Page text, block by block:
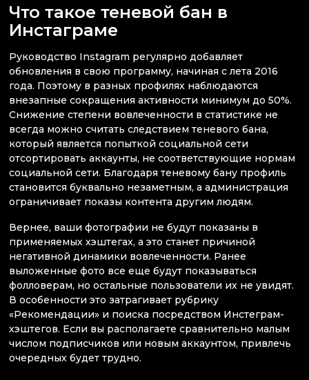
Что такое теневой бан в
Инстаграме
Руководство Instagram регулярно добавляет
обновления в свою программу, начиная с лета 2016
года. Поэтому в разных профилях наблюдаются
внезапные сокращения активности минимум до 50%.
Снижение степени вовлеченности в статистике не
всегда можно считать следствием теневого бана,
который является попыткой социальной сети
отсортировать аккаунты, не соответствующие нормам
социальной сети. Благодаря теневому бану профиль
становится буквально незаметным, а администрация
ограничивает показы контента другим людям.
Вернее, ваши фотографии не будут показаны в
применяемых хэштегах, а это станет причиной
негативной динамики вовлеченности. Ранее
выложенные фото все еще будут показываться
фолловерам, но остальные пользователи их не увидят.
В особенности это затрагивает рубрику
«Рекомендации» и поиска посредством Инстеграм-
хэштегов. Если вы располагаете сравнительно малым
числом подписчиков или новым аккаунтом, привлечь
очередных будет трудно.